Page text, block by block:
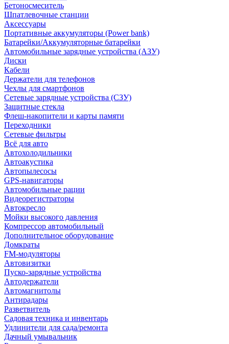
Бетоносмеситель
Шпатлевочные станции
Аксессуары
Портативные аккумуляторы (Power bank)
Батарейки/Аккумуляторные батарейки
Автомобильные зарядные устройства (АЗУ)
Диски
Кабели
Держатели для телефонов
Чехлы для смартфонов
Сетевые зарядные устройства (СЗУ)
Защитные стекла
Флеш-накопители и карты памяти
Переходники
Сетевые фильтры
Всё для авто
Автохолодильники
Автоакустика
Автопылесосы
GPS-навигаторы
Автомобильные рации
Видеорегистраторы
Автокресло
Мойки высокого давления
Компрессор автомобильный
Дополнительное оборудование
Домкраты
FM-модуляторы
Автовизитки
Пуско-зарядные устройства
Автодержатели
Автомагнитолы
Антирадары
Разветвитель
Садовая техника и инвентарь
Удлинители для сада/ремонта
Дачный умывальник